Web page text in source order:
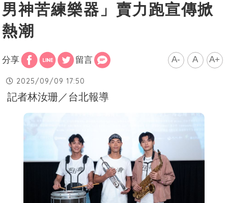
男神苦練樂器」賣力跑宣傳掀
熱潮
分享 留言 A- A A+
2025/09/09 17:50
記者林汝珊／台北報導